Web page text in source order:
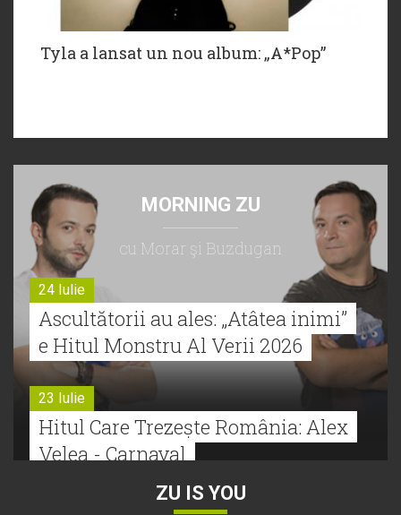
Tyla a lansat un nou album: „A*Pop”
MORNING ZU
cu Morar şi Buzdugan
24 Iulie
Ascultătorii au ales: „Atâtea inimi”
e Hitul Monstru Al Verii 2026
23 Iulie
Hitul Care Trezește România: Alex
Velea - Carnaval
ZU IS YOU